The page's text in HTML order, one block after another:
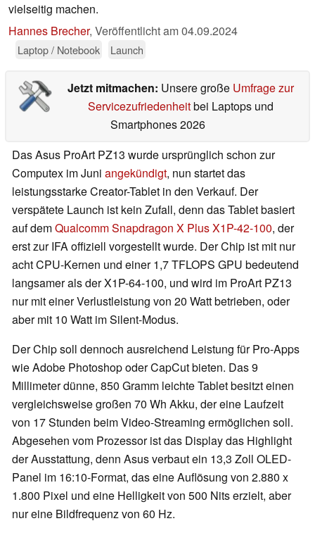
vielseitig machen.
Hannes Brecher, Veröffentlicht am04.09.2024
Laptop / Notebook Launch
Jetzt mitmachen: Unsere große Umfrage zur
Servicezufriedenheitbei Laptops und
Smartphones 2026
Das Asus ProArt PZ13 wurde ursprünglich schon zur
Computex im Juni angekündigt, nun startet das
leistungsstarke Creator-Tablet in den Verkauf. Der
verspätete Launch ist kein Zufall, denn das Tablet basiert
auf demQualcomm Snapdragon X Plus X1P-42-100, der
erst zur IFA offiziell vorgestellt wurde. Der Chip ist mit nur
acht CPU-Kernen und einer 1,7 TFLOPS GPU bedeutend
langsamer als der X1P-64-100, und wird im ProArt PZ13
nur mit einer Verlustleistung von 20 Watt betrieben, oder
aber mit 10 Watt im Silent-Modus.
Der Chip soll dennoch ausreichend Leistung für Pro-Apps
wie Adobe Photoshop oder CapCut bieten. Das 9
Millimeter dünne, 850 Gramm leichte Tablet besitzt einen
vergleichsweise großen 70 Wh Akku, der eine Laufzeit
von 17 Stunden beim Video-Streaming ermöglichen soll.
Abgesehen vom Prozessor ist das Display das Highlight
der Ausstattung, denn Asus verbaut ein 13,3 Zoll OLED-
Panel im 16:10-Format, das eine Auflösung von 2.880 x
1.800 Pixel und eine Helligkeit von 500 Nits erzielt, aber
nur eine Bildfrequenz von 60 Hz.